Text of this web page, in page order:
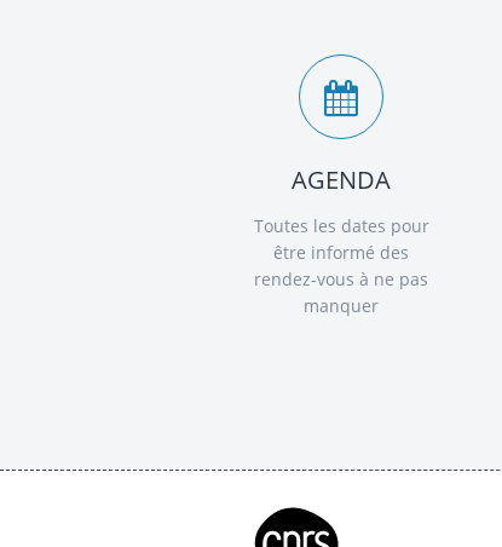
AGENDA
Toutes les dates pour
être informé des
rendez-vous à ne pas
manquer